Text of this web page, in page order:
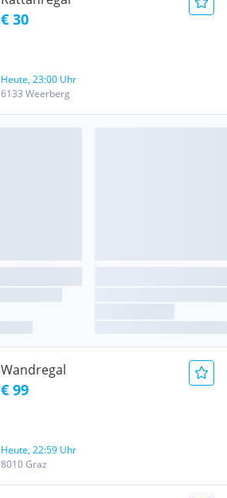
€ 30
Heute, 23:00 Uhr
6133 Weerberg
Wandregal
€ 99
Heute, 22:59 Uhr
8010 Graz